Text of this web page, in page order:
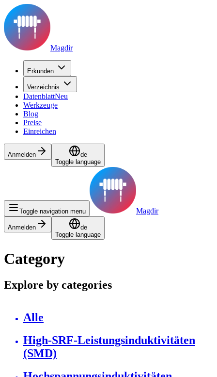
Magdir
Erkunden
Verzeichnis
DatenblattNeu
Werkzeuge
Blog
Preise
Einreichen
Anmelden
de
Toggle language
Toggle navigation menu Magdir
Anmelden
de
Toggle language
Category
Explore by categories
Alle
High-SRF-Leistungsinduktivitäten
(SMD)